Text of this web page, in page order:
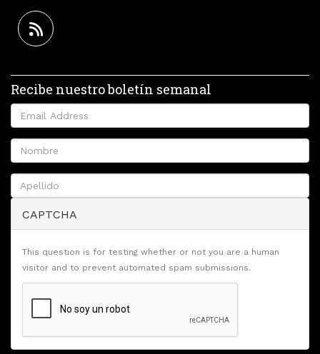
Recibe nuestro boletín semanal
CAPTCHA
This question is for testing whether or not you are a human
visitor and to prevent automated spam submissions.